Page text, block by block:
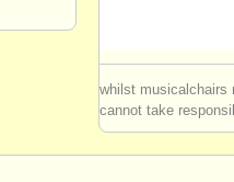
flöte verloren
whilst musicalchairs
cannot take